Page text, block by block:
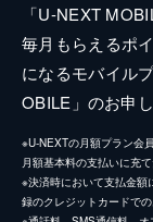
「U-NEXT
毎月もらえるポ
になるモバイル
OBILE」のお申
※U-NEXTの月額プラン会
月額基本料の支払いに充て
※決済時において支払金額
録のクレジットカードでの